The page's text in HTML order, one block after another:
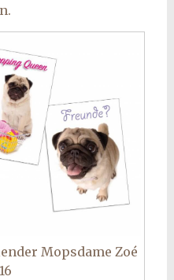
Mopsdame Zoé